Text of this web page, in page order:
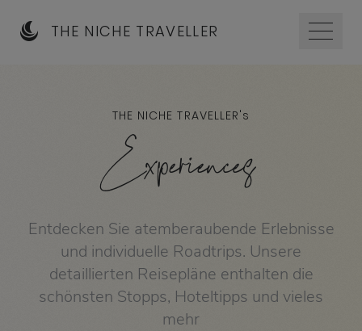
THE NICHE TRAVELLER
THE NICHE TRAVELLER's
Experiences
Entdecken Sie atemberaubende Erlebnisse
und individuelle Roadtrips. Unsere
detaillierten Reisepläne enthalten die
schönsten Stopps, Hoteltipps und vieles
mehr